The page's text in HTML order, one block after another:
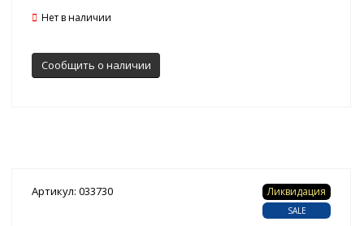
Нет в наличии
Сообщить о наличии
Артикул: 033730 Ликвидация
SALE